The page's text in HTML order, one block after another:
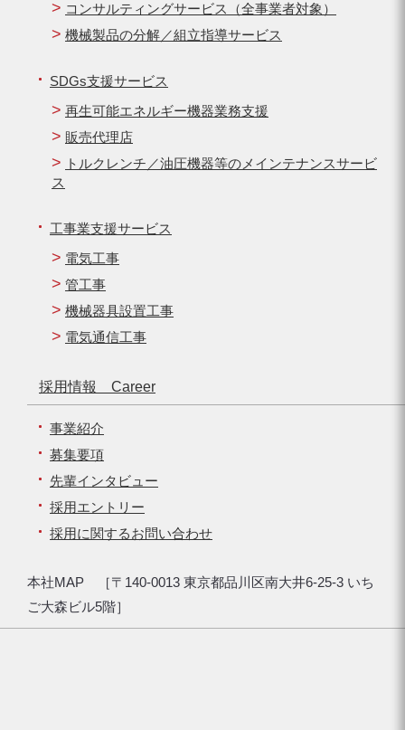
コンサルティングサービス（全事業者対象）
機械製品の分解／組立指導サービス
SDGs支援サービス
再生可能エネルギー機器業務支援
販売代理店
トルクレンチ／油圧機器等のメインテナンスサービ
ス
工事業支援サービス
電気工事
管工事
機械器具設置工事
電気通信工事
採用情報 Career
事業紹介
募集要項
先輩インタビュー
採用エントリー
採用に関するお問い合わせ
本社MAP ［〒140-0013 東京都品川区南大井6-25-3 いち
ご大森ビル5階］